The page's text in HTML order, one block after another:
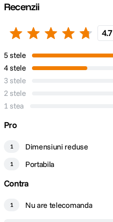
Recenzii
4.7
5 stele
4 stele
3 stele
2 stele
1 stea
Pro
1 Dimensiuni reduse
1 Portabila
Contra
1 Nu are telecomanda